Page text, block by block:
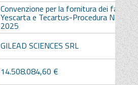
Convenzione per la fornitura dei farmaci
Yescarta e Tecartus-Procedura
2025
GILEAD SCIENCES SRL
14.508.084,60 €